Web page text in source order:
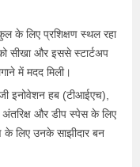
के लिए प्रशिक्षण स्थल रहा
सीखा और इससे स्टार्टअप
में मदद मिली।
इनोवेशन हब (टीआईएच),
और डीप स्पेस के लिए
के लिए उनके साझीदार बन